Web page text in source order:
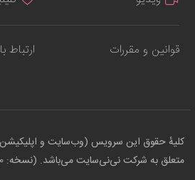
قوانین و مقررات ارتباط
کلیهٔ حقوق این سرویس (وب‌سایت و
متعلق به شرکت نی‌نی‌سایت می‌باشد. (نسخه: 1.5.0)